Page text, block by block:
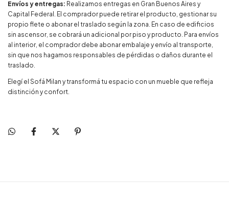
Envíos y entregas: Realizamos entregas en Gran Buenos Aires y
Capital Federal. El comprador puede retirar el producto, gestionar su
propio flete o abonar el traslado según la zona. En caso de edificios
sin ascensor, se cobrará un adicional por piso y producto. Para envíos
al interior, el comprador debe abonar embalaje y envío al transporte,
sin que nos hagamos responsables de pérdidas o daños durante el
traslado.
Elegí el Sofá Milan y transformá tu espacio con un mueble que refleja
distinción y confort.